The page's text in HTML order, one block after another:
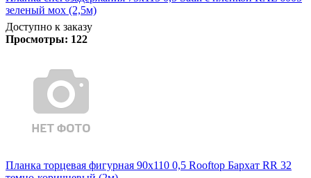
зеленый мох (2,5м)
Доступно к заказу
Просмотры: 122
Планка торцевая фигурная 90х110 0,5 Rooftop Бархат RR 32